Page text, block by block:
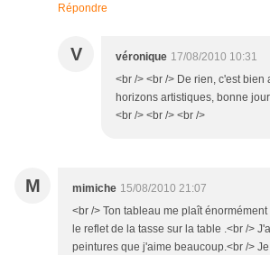
Répondre
V véronique 17/08/2010 10:31
<br /> <br /> De rien, c'est bien
horizons artistiques, bonne
<br /> <br /> <br />
M mimiche 15/08/2010 21:07
<br /> Ton tableau me plaît
le reflet de la tasse sur la table .<br />
peintures que j'aime beaucoup.<br />